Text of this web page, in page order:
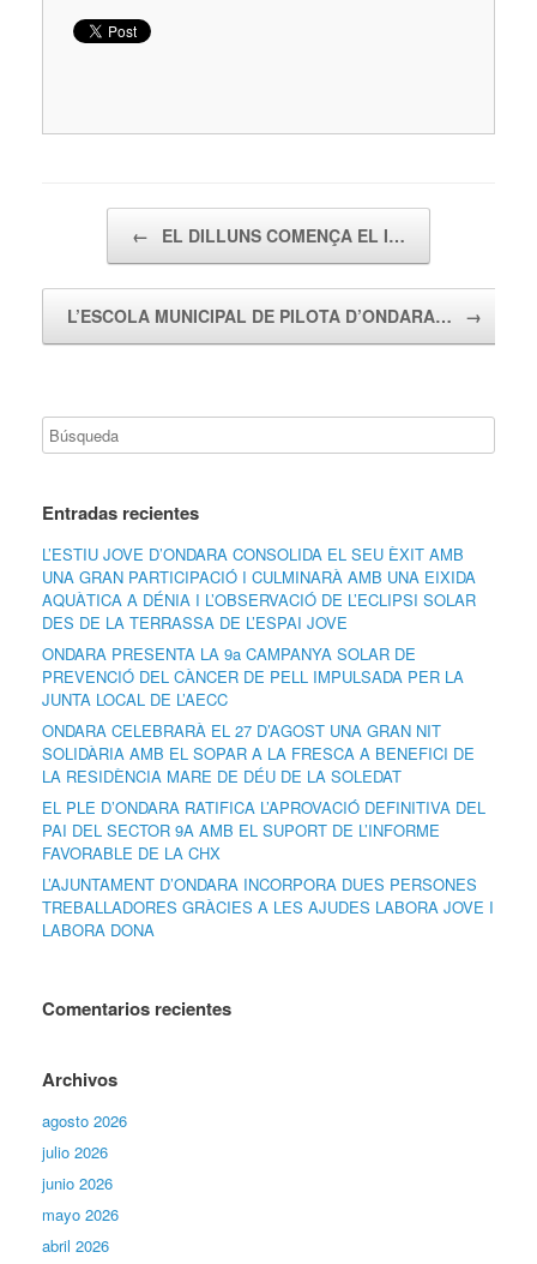
← EL DILLUNS COMENÇA EL I…
L’ESCOLA MUNICIPAL DE PILOTA D’ONDARA… →
Entradas recientes
L’ESTIU JOVE D’ONDARA CONSOLIDA EL SEU ÈXIT AMB
UNA GRAN PARTICIPACIÓ I CULMINARÀ AMB UNA EIXIDA
AQUÀTICA A DÉNIA I L’OBSERVACIÓ DE L’ECLIPSI SOLAR
DES DE LA TERRASSA DE L’ESPAI JOVE
ONDARA PRESENTA LA 9a CAMPANYA SOLAR DE
PREVENCIÓ DEL CÀNCER DE PELL IMPULSADA PER LA
JUNTA LOCAL DE L’AECC
ONDARA CELEBRARÀ EL 27 D’AGOST UNA GRAN NIT
SOLIDÀRIA AMB EL SOPAR A LA FRESCA A BENEFICI DE
LA RESIDÈNCIA MARE DE DÉU DE LA SOLEDAT
EL PLE D’ONDARA RATIFICA L’APROVACIÓ DEFINITIVA DEL
PAI DEL SECTOR 9A AMB EL SUPORT DE L’INFORME
FAVORABLE DE LA CHX
L’AJUNTAMENT D’ONDARA INCORPORA DUES PERSONES
TREBALLADORES GRÀCIES A LES AJUDES LABORA JOVE I
LABORA DONA
Comentarios recientes
Archivos
agosto 2026
julio 2026
junio 2026
mayo 2026
abril 2026